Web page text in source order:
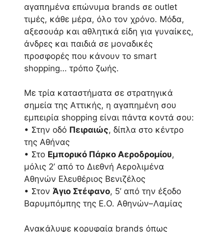
αγαπημένα επώνυμα brands σε outlet
τιμές, κάθε μέρα, όλο τον χρόνο. Μόδα,
αξεσουάρ και αθλητικά είδη για γυναίκες,
άνδρες και παιδιά σε μοναδικές
προσφορές που κάνουν το smart
shopping… τρόπο ζωής.
Με τρία καταστήματα σε στρατηγικά
σημεία της Αττικής, η αγαπημένη σου
εμπειρία shopping είναι πάντα κοντά σου:
• Στην οδό Πειραιώς, δίπλα στο κέντρο
της Αθήνας
• Στο Εμπορικό Πάρκο Αεροδρομίου,
μόλις 2’ από το Διεθνή Αερολιμένα
Αθηνών Ελευθέριος Βενιζέλος
• Στον Άγιο Στέφανο, 5’ από την έξοδο
Βαρυμπόμπης της Ε.Ο. Αθηνών–Λαμίας
Ανακάλυψε κορυφαία brands όπως